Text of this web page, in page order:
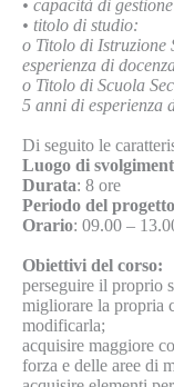
• capacità di
• titolo di studio:
o Titolo di Istruzione
esperienza di
o Titolo di Scuola
5 anni di esperienza
Di seguito le
Luogo di
Durata: 8 ore
Periodo del
Orario: 09.00 –
Obiettivi del corso:
perseguire il proprio
migliorare la propria
modificarla;
acquisire maggiore
forza e delle aree di